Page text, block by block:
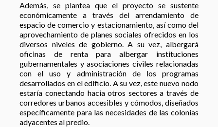
Además, se plantea que el proyecto se sustente
económicamente a través del arrendamiento de
espacio de comercio y estacionamiento, así como del
aprovechamiento de planes sociales ofrecidos en los
diversos niveles de gobierno. A su vez, albergará
oficinas de renta para albergar instituciones
gubernamentales y asociaciones civiles relacionadas
con el uso y administración de los programas
desarrollados en el edificio. A su vez, este nuevo nodo
estaría conectando hacia otros sectores a través de
corredores urbanos accesibles y cómodos, diseñados
específicamente para las necesidades de las colonias
adyacentes al predio.